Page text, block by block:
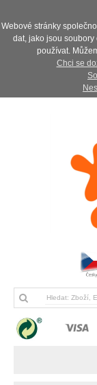
Webové stránky
dat, jako jsou soubory
používat.
Chci se